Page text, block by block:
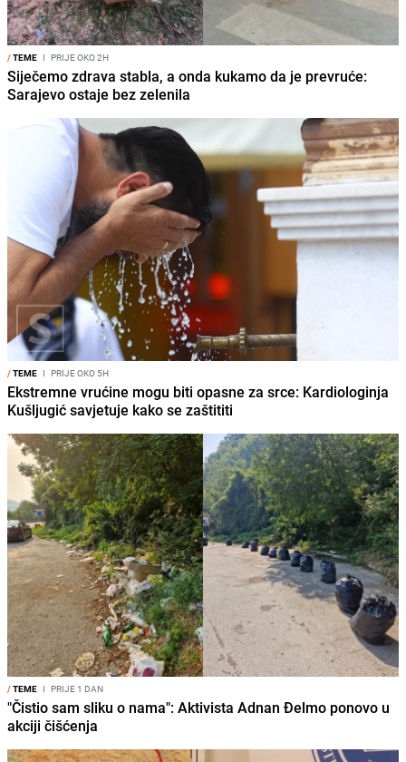
/TEME I PRIJE OKO 2H
Siječemo zdrava stabla, a onda kukamo da je prevruće:
Sarajevo ostaje bez zelenila
/TEME I PRIJE OKO 5H
Ekstremne vrućine mogu biti opasne za srce: Kardiologinja
Kušljugić savjetuje kako se zaštititi
/TEME I PRIJE 1 DAN
"Čistio sam sliku o nama": Aktivista Adnan Đelmo ponovo u
akciji čišćenja